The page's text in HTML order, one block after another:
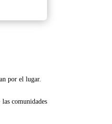
por el lugar.
comunidades